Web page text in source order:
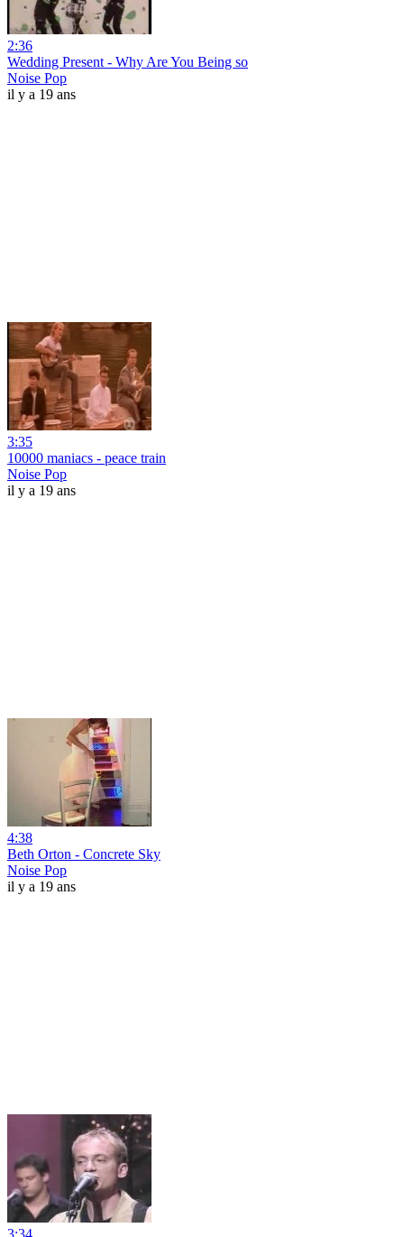
2:36
Wedding Present - Why Are You Being so
Noise Pop
il y a 19 ans
3:35
10000 maniacs - peace train
Noise Pop
il y a 19 ans
4:38
Beth Orton - Concrete Sky
Noise Pop
il y a 19 ans